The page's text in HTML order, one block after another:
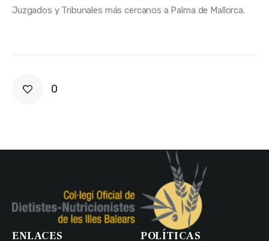
Juzgados y Tribunales más cercanos a Palma de Mallorca.
0
ENLACES POLÍTICAS